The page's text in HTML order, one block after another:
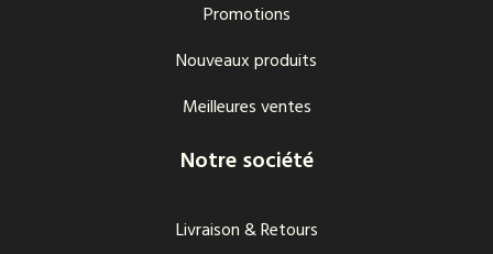
Promotions
Nouveaux produits
Meilleures ventes
Notre société
Livraison & Retours